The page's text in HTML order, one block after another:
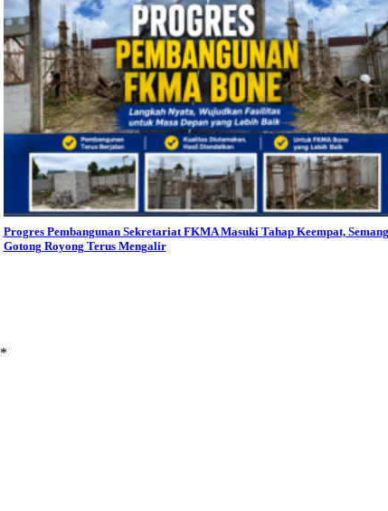
Progres Pembangunan Sekretariat FKMA Masuki Tahap Keempat,
Gotong Royong Terus Mengalir
*